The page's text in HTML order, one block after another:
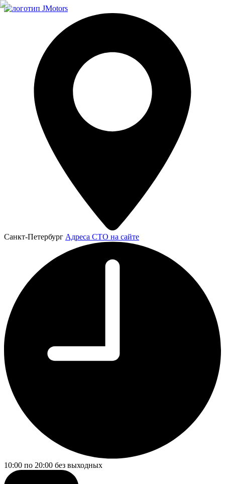
Санкт-Петербург Адреса СТО на сайте
10:00 по 20:00 без выходных